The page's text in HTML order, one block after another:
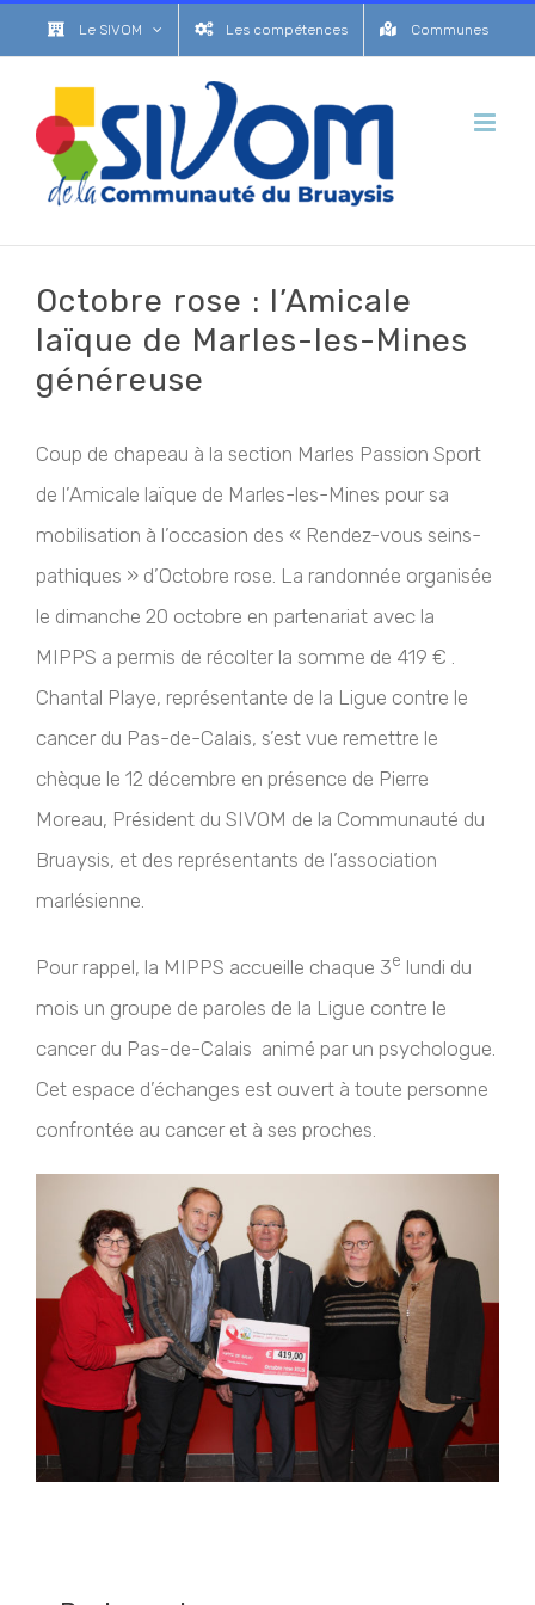
Passer
au
Le SIVOM Les compétences Communes
Octobre rose : l’Amicale
laïque de Marles-les-Mines
généreuse
Coup de chapeau à la section Marles Passion Sport
de l’Amicale laïque de Marles-les-Mines pour sa
mobilisation à l’occasion des « Rendez-vous seins-
pathiques » d’Octobre rose. La randonnée organisée
le dimanche 20 octobre en partenariat avec la
MIPPS a permis de récolter la somme de 419 € .
Chantal Playe, représentante de la Ligue contre le
cancer du Pas-de-Calais, s’est vue remettre le
chèque le 12 décembre en présence de Pierre
Moreau, Président du SIVOM de la Communauté du
Bruaysis, et des représentants de l’association
marlésienne.
Pour rappel, la MIPPS accueille chaque 3e lundi du
mois un groupe de paroles de la Ligue contre le
cancer du Pas-de-Calais animé par un psychologue.
Cet espace d’échanges est ouvert à toute personne
confrontée au cancer et à ses proches.